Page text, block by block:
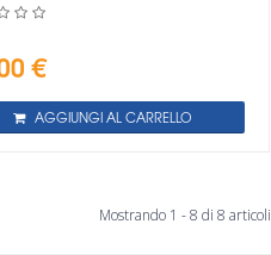
€
AGGIUNGI AL CARRELLO
Mostrando 1 - 8 di 8 articoli